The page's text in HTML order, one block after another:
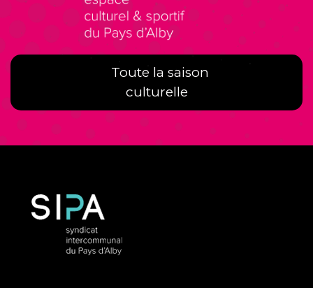
Toute la saison
culturelle